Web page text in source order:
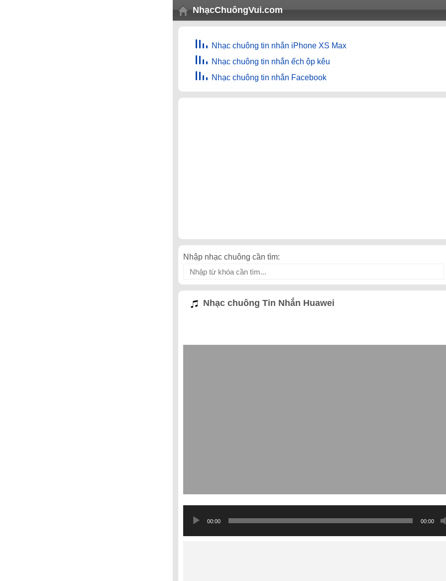
NhạcChuôngVui.com
Nhạc chuông tin nhắn iPhone XS Max
Nhạc chuông tin nhắn ếch ộp kêu
Nhạc chuông tin nhắn Facebook
Nhập nhạc chuông cần tìm:
Nhạc chuông Tin Nhắn Huawei
00:00 00:00